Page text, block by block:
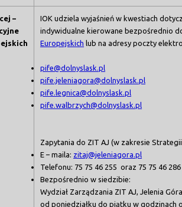
–
IOK udziela wyjaśnień w kwestiach
indywidualne kierowane bezpośrednio
Europejskich lub na adresy poczty
pife@dolnyslask.pl
pife.jeleniagora@dolnyslask.pl
pife.legnica@dolnyslask.pl
pife.walbrzych@dolnyslask.pl
Zapytania do ZIT AJ (w zakresie
E – maila: zitaj@jeleniagora.pl
Telefonu: 75 75 46 255 oraz 75 75 46 286
Bezpośrednio w siedzibie:
Wydział Zarządzania ZIT AJ, Jelenia
od poniedziałku do piątku w godzinach